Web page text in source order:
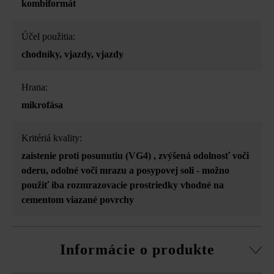
kombiformát
Účel použitia:
chodníky, vjazdy, vjazdy
Hrana:
mikrofása
Kritériá kvality:
zaistenie proti posunutiu (VG4) , zvýšená odolnosť voči
oderu, odolné voči mrazu a posypovej soli - možno
použiť iba rozmrazovacie prostriedky vhodné na
cementom viazané povrchy
Informácie o produkte